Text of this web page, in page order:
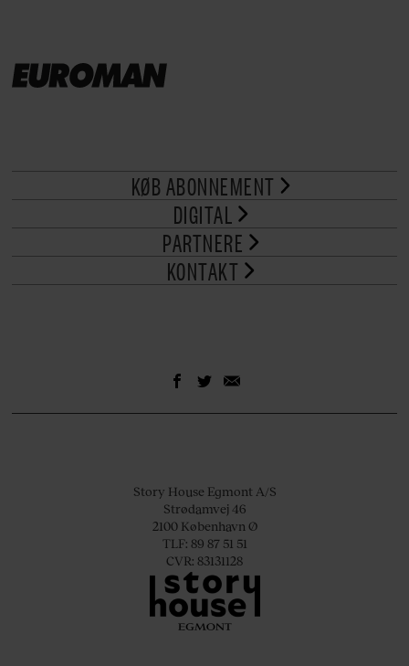
KØB ABONNEMENT
DIGITAL
PARTNERE
KONTAKT
Story House Egmont A/S
Strødamvej 46
2100 København Ø
TLF: 89 87 51 51
CVR: 83131128